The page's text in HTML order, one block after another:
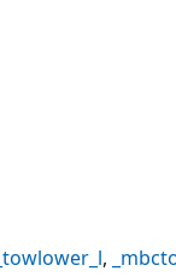
_towlower_l,